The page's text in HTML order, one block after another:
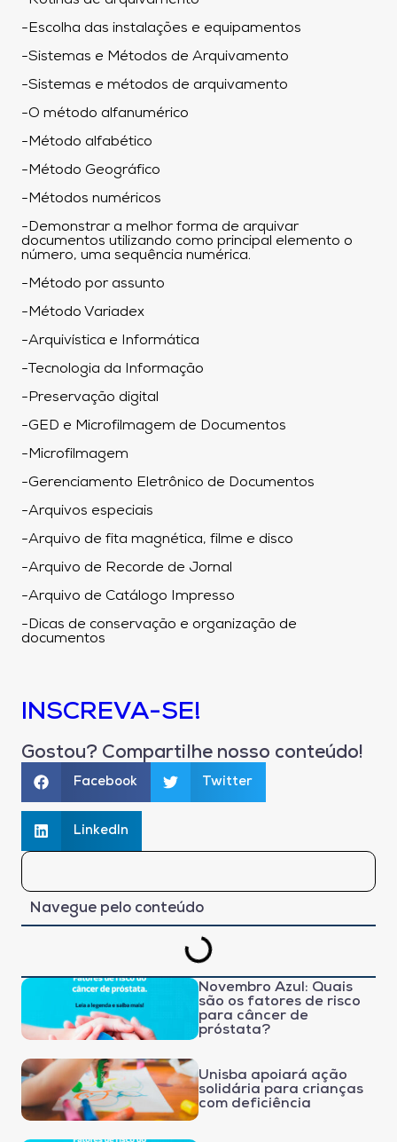
-Escolha das instalações e equipamentos
-Sistemas e Métodos de Arquivamento
-Sistemas e métodos de arquivamento
-O método alfanumérico
-Método alfabético
-Método Geográfico
-Métodos numéricos
-Demonstrar a melhor forma de arquivar
documentos utilizando como principal elemento o
número, uma sequência numérica.
-Método por assunto
-Método Variadex
-Arquivística e Informática
-Tecnologia da Informação
-Preservação digital
-GED e Microfilmagem de Documentos
-Microfilmagem
-Gerenciamento Eletrônico de Documentos
-Arquivos especiais
-Arquivo de fita magnética, filme e disco
-Arquivo de Recorde de Jornal
-Arquivo de Catálogo Impresso
-Dicas de conservação e organização de
documentos
INSCREVA-SE!
Gostou? Compartilhe nosso conteúdo!
Facebook Twitter
LinkedIn
Navegue pelo conteúdo
Novembro Azul: Quais
são os fatores de risco
para câncer de
próstata?
Unisba apoiará ação
solidária para crianças
com deficiência